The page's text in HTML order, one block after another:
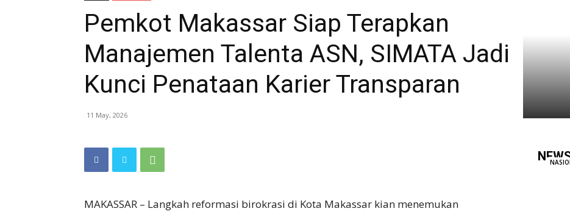
Pemkot Makassar Siap Terapkan
Manajemen Talenta ASN, SIMATA Jadi
Kunci Penataan Karier Transparan
11 May, 2026
MAKASSAR – Langkah reformasi birokrasi di Kota Makassar kian menemukan